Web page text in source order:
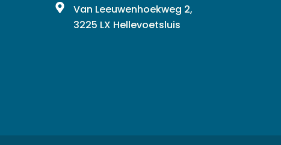
Van Leeuwenhoekweg 2,
3225 LX Hellevoetsluis